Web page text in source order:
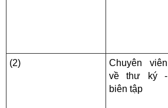
(2)
Chuyên viên
về thư ký -
biên tập